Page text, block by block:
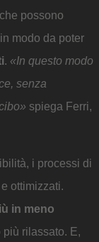
possono
modo da poter
. «In questo modo
senza
spiega Ferri,
i processi di
ottimizzati.
in meno
rilassato. E,